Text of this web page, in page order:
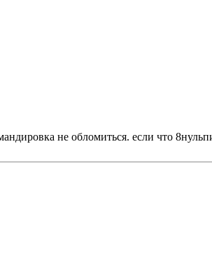
не обломиться. если что